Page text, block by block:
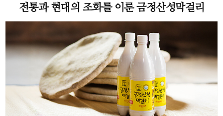
전통과 현대의 조화를 이룬 금정산성막걸리